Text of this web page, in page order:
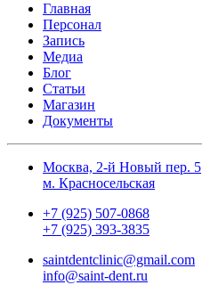
Главная
Персонал
Запись
Медиа
Блог
Статьи
Магазин
Документы
Москва, 2-й Новый пер. 5
м. Красносельская
+7 (925) 507-0868
+7 (925) 393-3835
saintdentclinic@gmail.com
info@saint-dent.ru